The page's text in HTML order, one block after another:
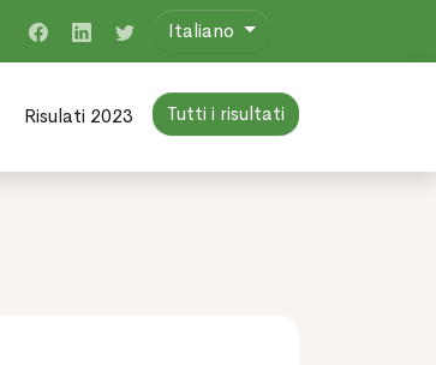
Italiano
Risulati 2023 Tutti i risultati